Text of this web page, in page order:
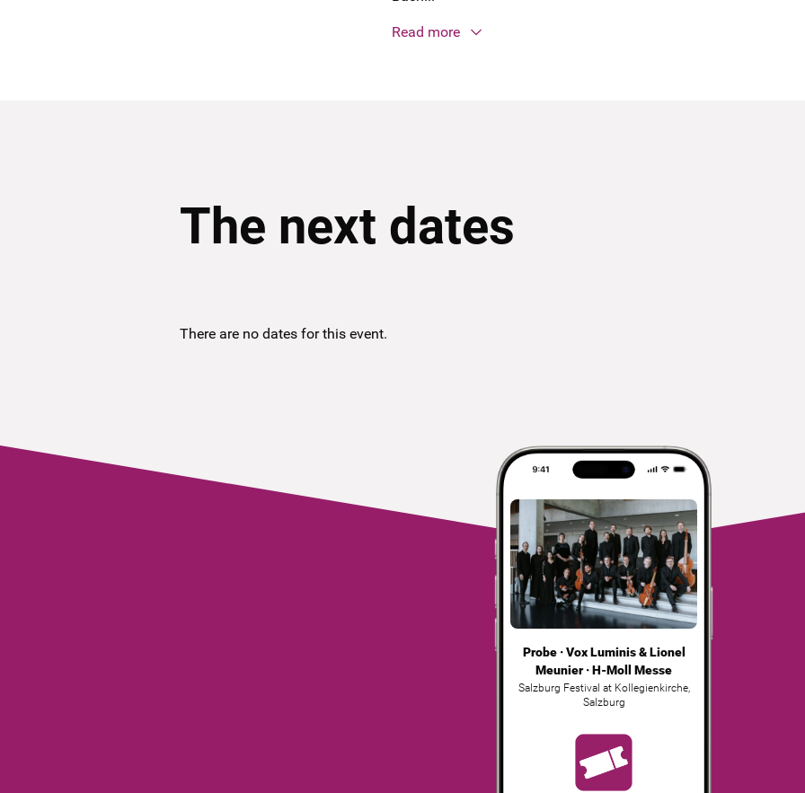
Read more
The next dates
There are no dates for this event.
Probe · Vox Luminis & Lionel
Meunier · H-Moll Messe
Salzburg Festival at Kollegienkirche,
Salzburg